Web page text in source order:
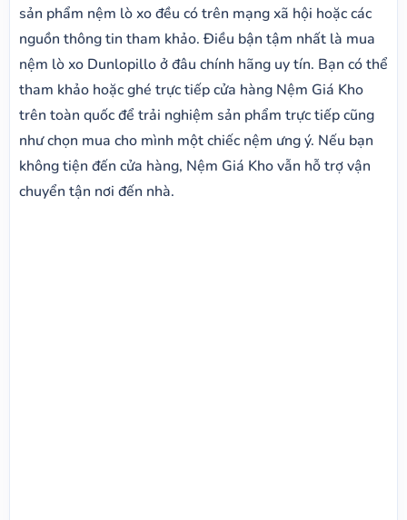
sản phẩm nệm lò xo đều có trên mạng xã hội hoặc các
nguồn thông tin tham khảo. Điều bận tậm nhất là mua
nệm lò xo Dunlopillo ở đâu chính hãng uy tín. Bạn có thể
tham khảo hoặc ghé trực tiếp cửa hàng Nệm Giá Kho
trên toàn quốc để trải nghiệm sản phẩm trực tiếp cũng
như chọn mua cho mình một chiếc nệm ưng ý. Nếu bạn
không tiện đến cửa hàng, Nệm Giá Kho vẫn hỗ trợ vận
chuyển tận nơi đến nhà.